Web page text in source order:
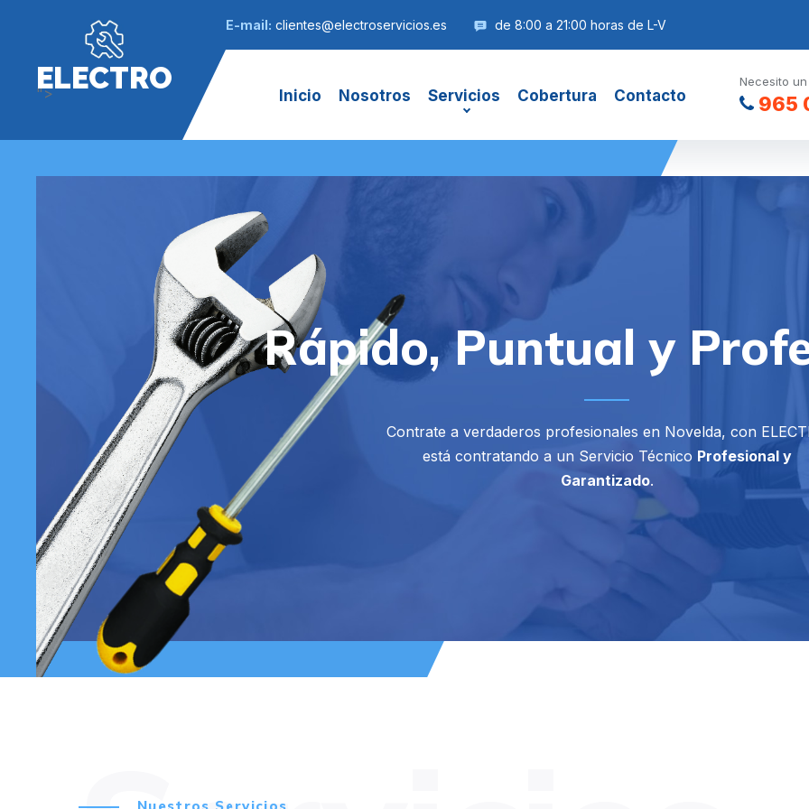
E-mail: clientes@electroservicios.es de 8:00 a 21:00 horas de L-V
ELECTRO
"> Inicio Nosotros Servicios Cobertura Contacto
Necesito
965
Rápido, Puntual y
Contrate a verdaderos profesionales en Novelda, con
está contratando a un Servicio Técnico Profesional y
Garantizado.
Nuestros Servicios